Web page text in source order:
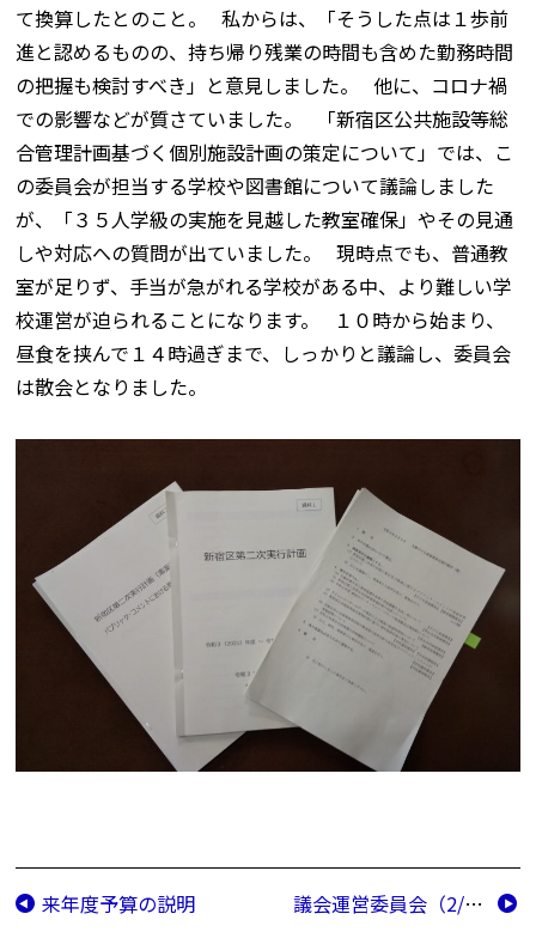
て換算したとのこと。 私からは、「そうした点は１歩前
進と認めるものの、持ち帰り残業の時間も含めた勤務時間
の把握も検討すべき」と意見しました。 他に、コロナ禍
での影響などが質さていました。 「新宿区公共施設等総
合管理計画基づく個別施設計画の策定について」では、こ
の委員会が担当する学校や図書館について議論しました
が、「３５人学級の実施を見越した教室確保」やその見通
しや対応への質問が出ていました。 現時点でも、普通教
室が足りず、手当が急がれる学校がある中、より難しい学
校運営が迫られることになります。 １０時から始まり、
昼食を挟んで１４時過ぎまで、しっかりと議論し、委員会
は散会となりました。
来年度予算の説明 議会運営委員会（2/7）